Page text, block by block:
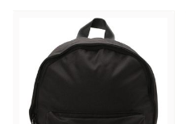
Diese Modelle sind in einer
Drucken erhältlich. Champion
gegründet und baute seinen
und Accessoires auf.